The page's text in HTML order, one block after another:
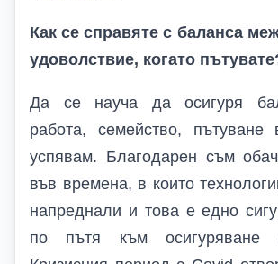
Как се справяте с баланса
удоволствие, когато
Да се науча да осигуря
работа, семейство,
успявам. Благодарен съм
във времена, в които
напреднали и това е едно
по пътя към осигуряване